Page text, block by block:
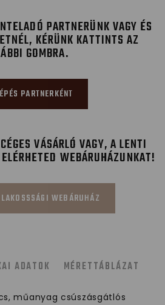
PARTNERÜNK VAGY ÉS
KÉRÜNK KATTINTS AZ
GOMBRA.
PARTNERKÉNT
VÁSÁRLÓ VAGY, A LENTI
WEBÁRUHÁZUNKAT!
WEBÁRUHÁZ
ADATOK MÉRETTÁBLÁZAT
műanyag csúszásgátlós